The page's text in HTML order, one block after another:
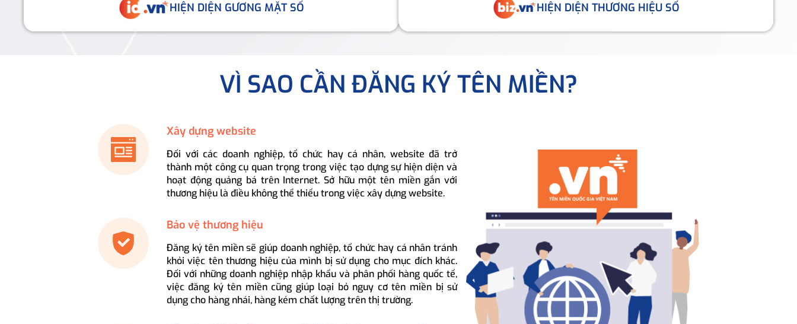
HIỆN DIỆN GƯƠNG MẶT SỐ HIỆN DIỆN THƯƠNG HIỆU SỐ
VÌ SAO CẦN ĐĂNG KÝ TÊN MIỀN?
Xây dựng website
Đối với các doanh nghiệp, tổ chức hay cá nhân, website đã trở
thành một công cụ quan trọng trong việc tạo dựng sự hiện diện và
hoạt động quảng bá trên Internet. Sở hữu một tên miền gắn với
thương hiệu là điều không thể thiếu trong việc xây dựng website.
Bảo vệ thương hiệu
Đăng ký tên miền sẽ giúp doanh nghiệp, tổ chức hay cá nhân tránh
khỏi việc tên thương hiệu của mình bị sử dụng cho mục đích khác.
Đối với những doanh nghiệp nhập khẩu và phân phối hàng quốc tế,
việc đăng ký tên miền cũng giúp loại bỏ nguy cơ tên miền bị sử
dụng cho hàng nhái, hàng kém chất lượng trên thị trường.